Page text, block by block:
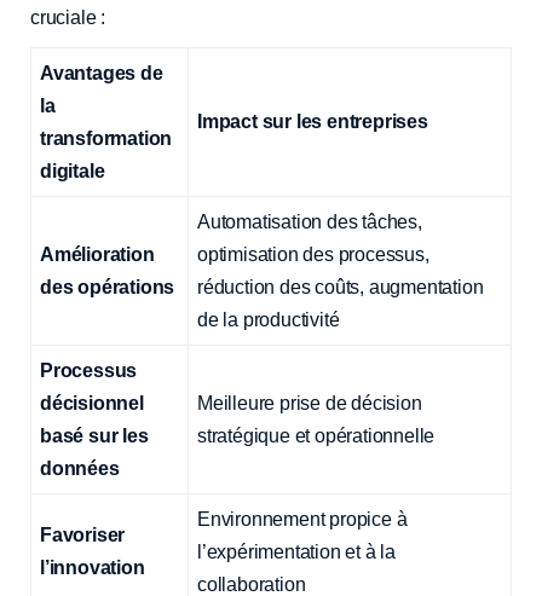
cruciale :
Avantages de
la
transformation
digitale
Impact sur les entreprises
Amélioration
des opérations
Automatisation des tâches,
optimisation des processus,
réduction des coûts, augmentation
de la productivité
Processus
décisionnel
basé sur les
données
Meilleure prise de décision
stratégique et opérationnelle
Favoriser
l’innovation
Environnement propice à
l’expérimentation et à la
collaboration